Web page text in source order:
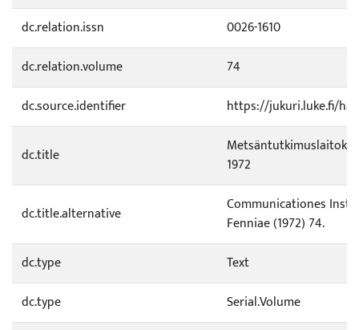
dc.relation.issn
0026-1610
dc.relation.volume
74
dc.source.identifier
https://jukuri.luke.fi/
dc.title
1972
dc.title.alternative
Communicationes
Fenniae (1972) 74.
dc.type
Text
dc.type
Serial.Volume